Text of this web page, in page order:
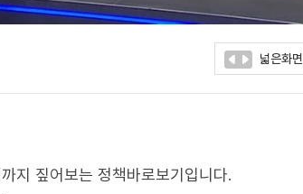
넓은화면
지 짚어보는 정책바로보기입니다.